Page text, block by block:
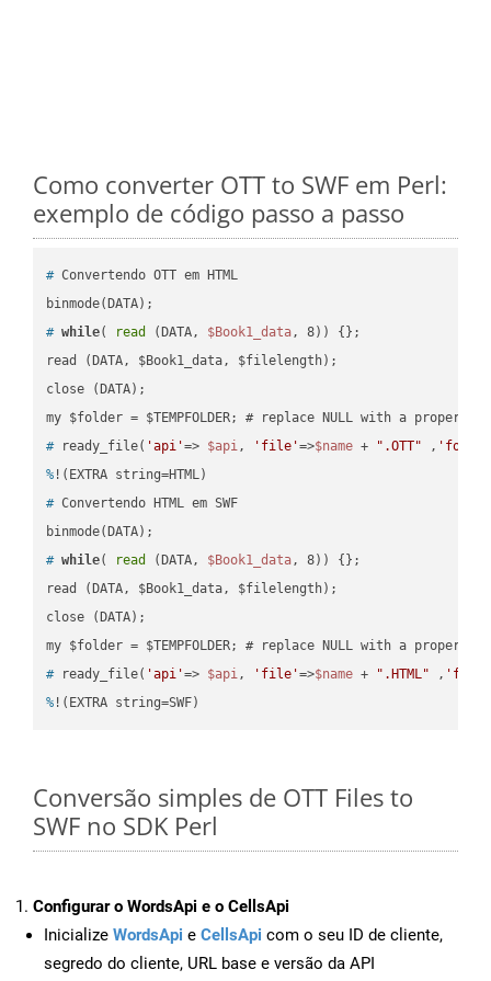
Como converter OTT to SWF em Perl:
exemplo de código passo a passo
# Convertendo OTT em HTML
# while( read (DATA, $Book1_data, 8)) {};
read (DATA, $Book1_data, $filelength);
close (DATA);
# ready_file( 'api'=> $api, 'file'=>$name + ".OTT" ,
% !(EXTRA string=HTML)
# Convertendo HTML em SWF
# while( read (DATA, $Book1_data, 8)) {};
read (DATA, $Book1_data, $filelength);
close (DATA);
# ready_file( 'api'=> $api, 'file'=>$name + ".HTML" ,
% !(EXTRA string=SWF)
Conversão simples de OTT Files to
SWF no SDK Perl
Configurar o WordsApi e o CellsApi
Inicialize WordsApi e CellsApi com o seu ID de cliente,
segredo do cliente, URL base e versão da API